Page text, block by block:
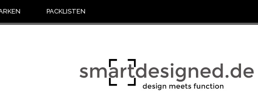
PACKLISTEN